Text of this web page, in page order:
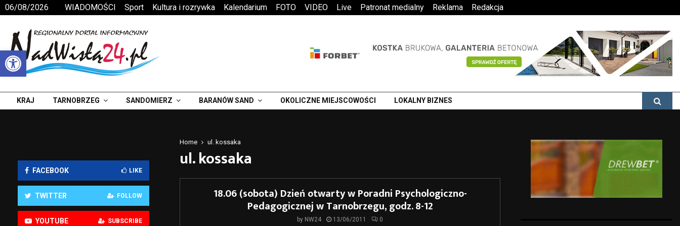
Otwórz pasek narzędzi
06/08/2026 WIADOMOŚCI Sport Kultura i rozrywka Kalendarium FOTO VIDEO Live Patronat medialny Reklama Redakcja
KRAJ TARNOBRZEG SANDOMIERZ BARANÓW SAND OKOLICZNE MIEJSCOWOŚCI LOKALNY BIZNES
Home ul. kossaka
ul. kossaka
18.06 (sobota) Dzień otwarty w Poradni Psychologiczno-
Pedagogicznej w Tarnobrzegu, godz. 8-12
by NW24 13/06/2011 0
FACEBOOK LIKE
TWITTER FOLLOW
YOUTUBE SUBSCRIBE